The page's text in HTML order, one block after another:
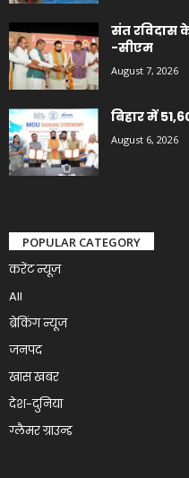
संत रविदास
-सीएम
August 7, 2026
बिहार में
August 6, 2026
POPULAR CATEGORY
करेंट न्यूज़
All
ब्रेकिंग न्यूज
जनपद
खास खबर
देश-दुनिया
ग्लैमर ग्राउन्ड